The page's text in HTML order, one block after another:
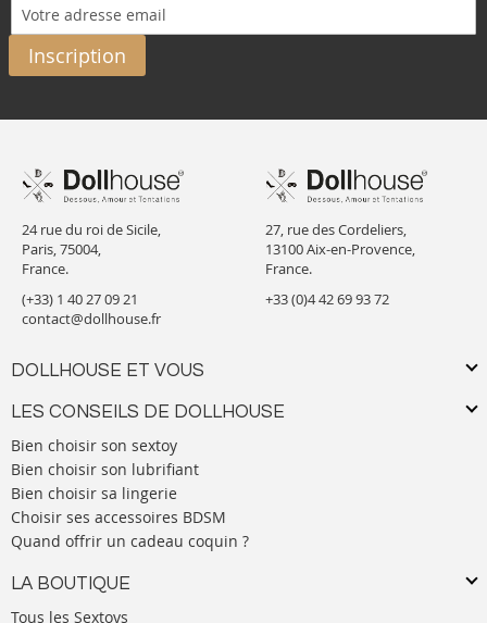
Inscription
24 rue du roi de Sicile,
Paris, 75004,
France.
(+33) 1 40 27 09 21
contact@dollhouse.fr
DOLLHOUSE ET VOUS
LES CONSEILS DE DOLLHOUSE
Bien choisir son sextoy
Bien choisir son lubrifiant
Bien choisir sa lingerie
Choisir ses accessoires BDSM
Quand offrir un cadeau coquin ?
LA BOUTIQUE
Tous les Sextoys
27, rue des Cordeliers,
13100 Aix-en-Provence,
France.
+33 (0)4 42 69 93 72